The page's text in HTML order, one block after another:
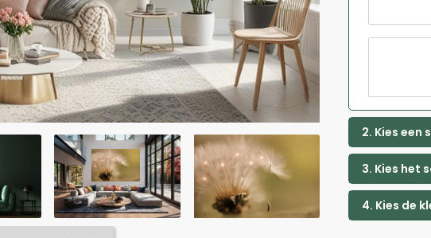
2. Kies een
3. Kies het
4. Kies de